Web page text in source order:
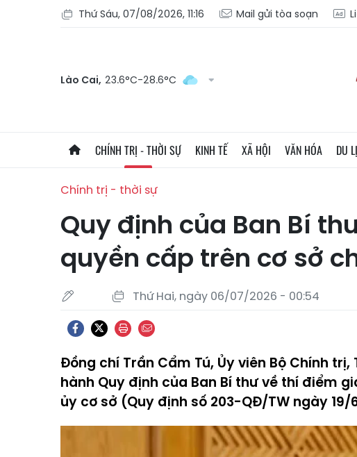
Thứ Sáu, 07/08/2026, 11:16 Mail gửi tòa soạn
Lào Cai, 23.6°C-28.6°C
CHÍNH TRỊ - THỜI SỰ KINH TẾ XÃ HỘI VĂN HÓA DU
Chính trị - thời sự
Quy định của Ban Bí
quyền cấp trên cơ sở
Thứ Hai, ngày 06/07/2026 - 00:54
Đồng chí Trần Cẩm Tú, Ủy viên Bộ Chính
hành Quy định của Ban Bí thư về thí điểm
ủy cơ sở (Quy định số 203-QĐ/TW ngày 19/